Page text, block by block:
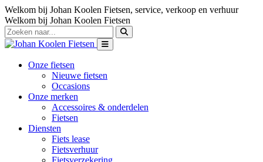
Welkom bij Johan Koolen Fietsen, service, verkoop en verhuur
Welkom bij Johan Koolen Fietsen
Onze fietsen
Nieuwe fietsen
Occasions
Onze merken
Accessoires & onderdelen
Fietsen
Diensten
Fiets lease
Fietsverhuur
Fietsverzekering